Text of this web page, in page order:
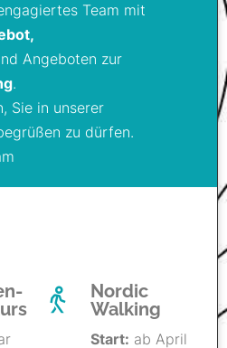
Team mit
Angeboten zur
.
Sie in unserer
zu dürfen.
Nordic
Walking
Start: ab April